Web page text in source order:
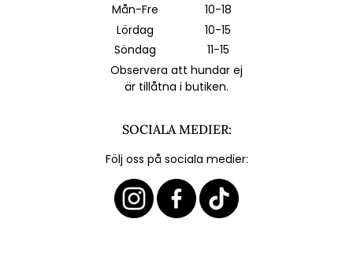
Mån-Fre
10-18
Lördag
10-15
Söndag
11-15
Observera att hundar ej
är tillåtna i butiken.
SOCIALA MEDIER:
Följ oss på sociala medier: